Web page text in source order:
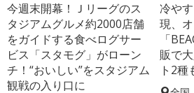
今週末開幕！Ｊリーグのス
タジアムグルメ約2000店舗
をガイドする食べログサー
ビス「スタモグ」がローン
チ！“おいしい”をスタジアム
観戦の入り口に
冷や
現、
「
販で
ト2種